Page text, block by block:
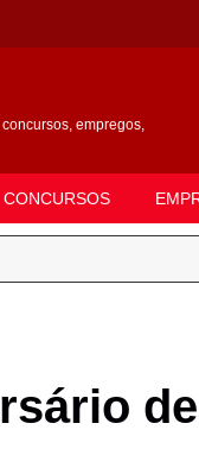
empregos,
CONCURSOS